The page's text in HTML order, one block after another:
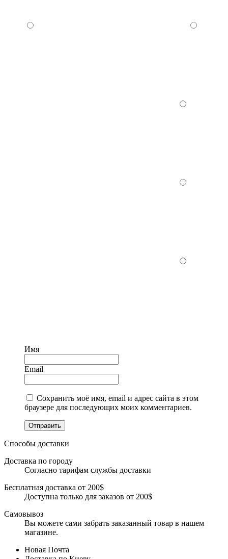
Имя
Email
Сохранить моё имя, email и адрес сайта в этом
браузере для последующих моих комментариев.
Отправить
Способы доставки
Доставка по городу
Согласно тарифам службы доставки
Бесплатная доставка от 200$
Доступна только для заказов от 200$
Самовывоз
Вы можете сами забрать заказанный товар в нашем
магазине.
Новая Почта